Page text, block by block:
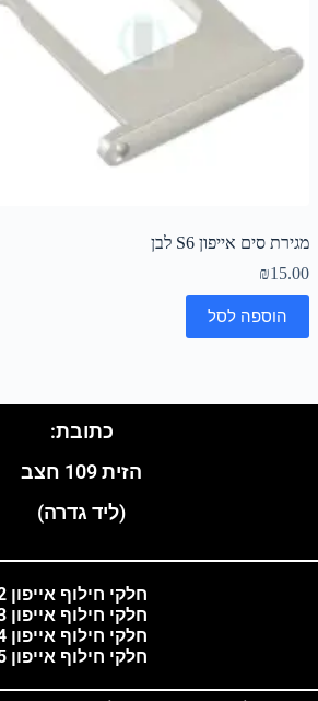
מגירת סים אייפון S6 לבן
₪15.00
הוספה לסל
כתובת:
הזית 109 חצב
(ליד גדרה)
חלקי חילוף אייפון 12
חלקי חילוף אייפון 13
חלקי חילוף אייפון 14
חלקי חילוף אייפון 15